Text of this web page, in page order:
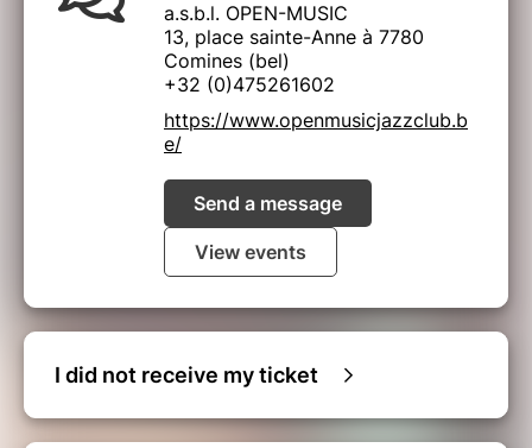
a.s.b.l. OPEN-MUSIC
13, place sainte-Anne à 7780
Comines (bel)
+32 (0)475261602
https://www.openmusicjazzclub.b
e/
Send a message
View events
I did not receive my ticket